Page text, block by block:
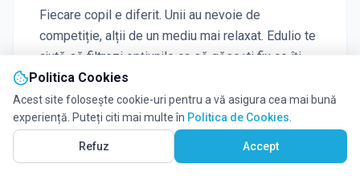
Vezi pe Hartă
Fiecare copil e diferit. Unii au nevoie de
competiție, alții de un mediu mai relaxat. Edulio te
ajută să filtrezi opțiunile ca să găsești fix ce îți
trebuie:
Ce contează cel mai mult:
Distanța: "Lângă mine". O
școală aproape de casă înseamnă mai puțin timp
Politica Cookies
Acest site folosește cookie-uri pentru a vă asigura cea mai bună
experiență. Puteți citi mai multe în Politica de Cookies
Refuz Accept